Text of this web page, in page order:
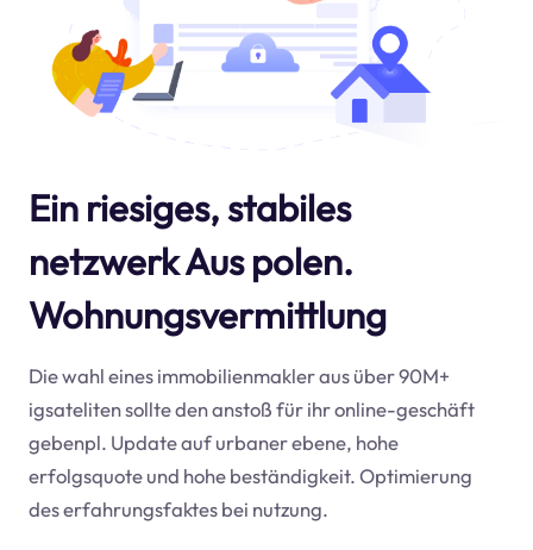
Ein riesiges, stabiles
netzwerk Aus polen.
Wohnungsvermittlung
Die wahl eines immobilienmakler aus über 90M+
igsateliten sollte den anstoß für ihr online-geschäft
gebenpl. Update auf urbaner ebene, hohe
erfolgsquote und hohe beständigkeit. Optimierung
des erfahrungsfaktes bei nutzung.